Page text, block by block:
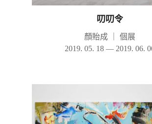
叨叨令
顏貽成
個展
2019. 05. 18 — 2019. 06.